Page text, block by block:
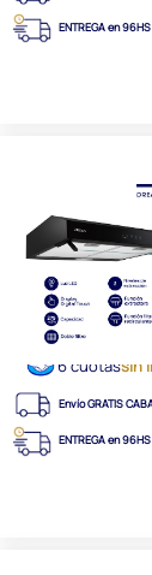
ENTREGA en
6 cuotassin
Envío GRATIS
ENTREGA en